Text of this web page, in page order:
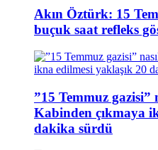
Akın Öztürk: 15
buçuk saat refleks
”15 Temmuz gazisi”
Kabinden çıkmaya
dakika sürdü